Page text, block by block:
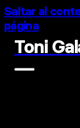
Saltar al
página
Toni